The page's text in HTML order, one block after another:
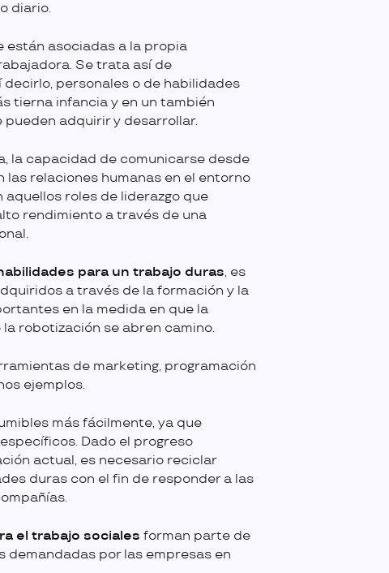
diario.
están asociadas a la propia
Se trata así de
personales o de habilidades
tierna infancia y en un también
adquirir y desarrollar.
la capacidad de comunicarse desde
las relaciones humanas en el entorno
roles de liderazgo que
rendimiento a través de una
para un trabajo duras, es
a través de la formación y la
en la medida en que la
robotización se abren camino.
de marketing, programación
ejemplos.
más fácilmente, ya que
Dado el progreso
actual, es necesario reciclar
duras con el fin de responder a las
el trabajo sociales forman parte de
demandadas por las empresas en